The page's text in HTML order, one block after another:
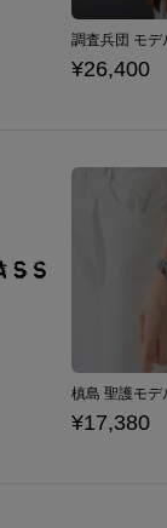
¥26,400
¥17,380